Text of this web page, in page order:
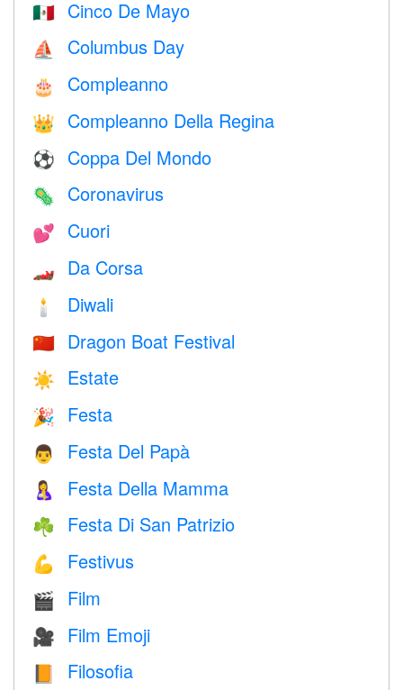
🇲🇽 Cinco De Mayo
⛵️ Columbus Day
🎂 Compleanno
👑 Compleanno Della Regina
⚽ Coppa Del Mondo
🦠 Coronavirus
💕 Cuori
🏎 Da Corsa
🕯 Diwali
🇨🇳 Dragon Boat Festival
☀️ Estate
🎉 Festa
👨 Festa Del Papà
🤱 Festa Della Mamma
☘️ Festa Di San Patrizio
💪 Festivus
🎬 Film
🎥 Film Emoji
📙 Filosofia